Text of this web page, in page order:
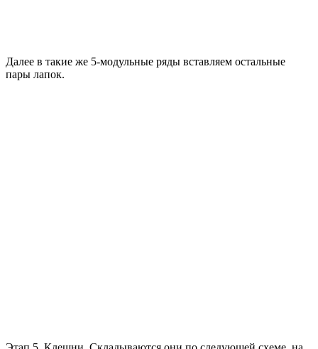
Далее в такие же 5-модульные ряды вставляем остальные
пары лапок.